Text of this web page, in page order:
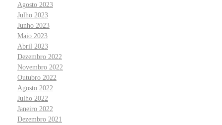
Agosto 2023
Julho 2023
Junho 2023
Maio 2023
Abril 2023
Dezembro 2022
Novembro 2022
Outubro 2022
Agosto 2022
Julho 2022
Janeiro 2022
Dezembro 2021